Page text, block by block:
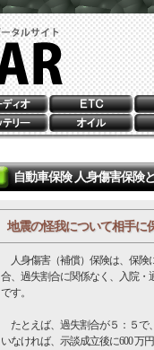
自動車保険 人身傷害保険
地震の怪我について相手に
人身傷害（補償）保険は、保険
合、過失割合に関係なく、入院・
です。
たとえば、過失割合が５：５で
いなければ、示談成立後に600 万